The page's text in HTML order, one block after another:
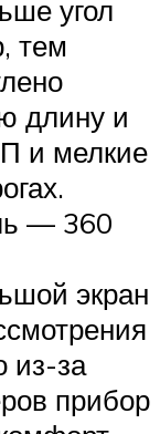
угол
тем
длину и
и мелкие
— 360
экран
из-за
прибор